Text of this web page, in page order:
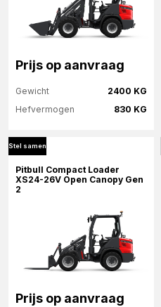
Prijs op aanvraag
2400 KG
Gewicht
830 KG
Hefvermogen
Stel samen
Pitbull Compact Loader
XS24-26V Open Canopy Gen
2
Prijs op aanvraag